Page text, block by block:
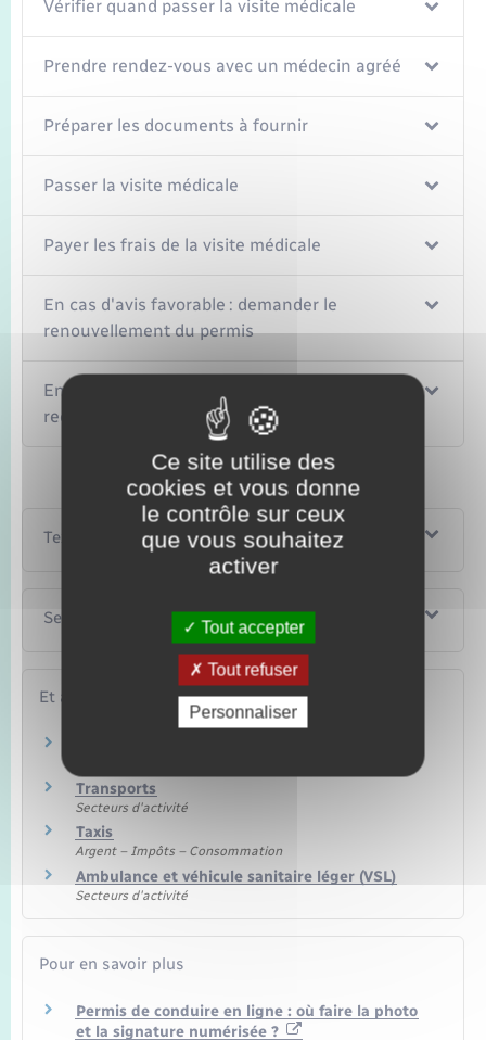
Vérifier quand passer la visite médicale
Prendre rendez-vous avec un médecin agréé
Préparer les documents à fournir
Passer la visite médicale
Payer les frais de la visite médicale
En cas d'avis favorable : demander le
renouvellement du permis
En cas d'avis défavorable : faire un éventuel
recours
Textes de référence
Services en ligne et formulaires
Et aussi
Transports
Secteurs d'activité
Taxis
Argent – Impôts – Consommation
Ambulance et véhicule sanitaire léger (VSL)
Secteurs d'activité
Pour en savoir plus
Permis de conduire en ligne : où faire la photo
et la signature numérisée ?
Ce site utilise des
cookies et vous donne
le contrôle sur ceux
que vous souhaitez
activer
Tout accepter
Tout refuser
Personnaliser